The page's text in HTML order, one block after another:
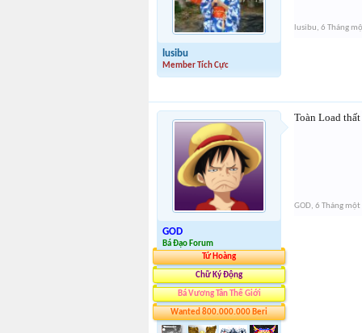
lusibu
Member Tích Cực
lusibu, 6 Tháng
GOD
Bá Đạo Forum
Tứ Hoàng
Chữ Ký Động
Bá Vương Tân Thế Giới
Wanted 800.000.000 Beri
Toàn Load
GOD, 6 Tháng một